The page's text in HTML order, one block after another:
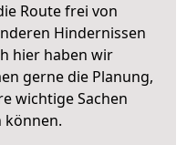
Route frei von
Hindernissen
hier haben wir
gerne die Planung,
wichtige Sachen
können.